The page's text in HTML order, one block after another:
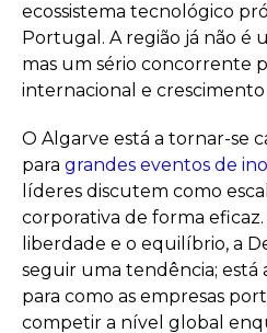
ecossistema tecnológico
Portugal. A região já não é
mas um sério concorrente
internacional e crescimento
O Algarve está a tornar-se
para grandes eventos de
líderes discutem como
corporativa de forma eficaz.
liberdade e o equilíbrio, a
seguir uma tendência; está
para como as empresas
competir a nível global